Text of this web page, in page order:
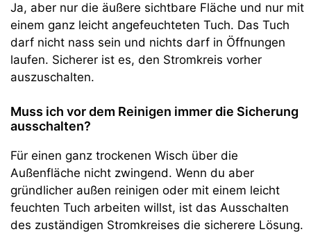
Ja, aber nur die äußere sichtbare Fläche und nur mit
einem ganz leicht angefeuchteten Tuch. Das Tuch
darf nicht nass sein und nichts darf in Öffnungen
laufen. Sicherer ist es, den Stromkreis vorher
auszuschalten.
Muss ich vor dem Reinigen immer die Sicherung
ausschalten?
Für einen ganz trockenen Wisch über die
Außenfläche nicht zwingend. Wenn du aber
gründlicher außen reinigen oder mit einem leicht
feuchten Tuch arbeiten willst, ist das Ausschalten
des zuständigen Stromkreises die sicherere Lösung.